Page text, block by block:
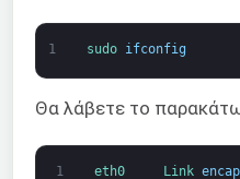
1 sudo ifconfig
Θα λάβετε το
1 eth0 Link encap